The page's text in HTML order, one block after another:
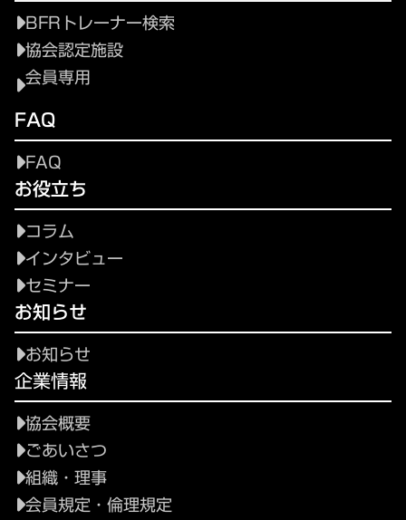
BFRトレーナー検索
協会認定施設
会員専用
FAQ
FAQ
お役立ち
コラム
インタビュー
セミナー
お知らせ
お知らせ
企業情報
協会概要
ごあいさつ
組織・理事
会員規定・倫理規定